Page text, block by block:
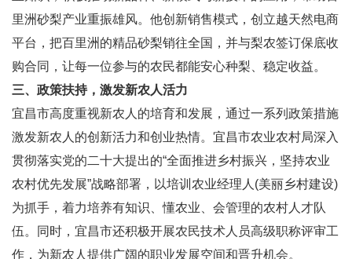
里洲砂梨产业重振雄风。他创新销售模式，创立越天然电商
平台，把百里洲的精品砂梨销往全国，并与梨农签订保底收
购合同，让每一位参与的农民都能安心种梨、稳定收益。
三、政策扶持，激发新农人活力
宜昌市高度重视新农人的培育和发展，通过一系列政策措施
激发新农人的创新活力和创业热情。宜昌市农业农村局深入
贯彻落实党的二十大提出的“全面推进乡村振兴，坚持农业
农村优先发展”战略部署，以培训农业经理人(美丽乡村建设)
为抓手，着力培养有知识、懂农业、会管理的农村人才队
伍。同时，宜昌市还积极开展农民技术人员高级职称评审工
作，为新农人提供广阔的职业发展空间和晋升机会。